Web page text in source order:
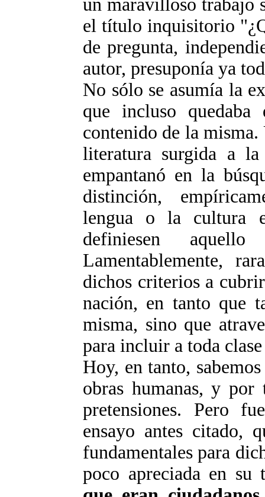
un maravilloso trabajo
el título inquisitorio
de pregunta,
autor, presuponía ya
No sólo se asumía la
que incluso quedaba
contenido de la
literatura surgida a
empantanó en la
distinción,
lengua o la cultura
definiesen
Lamentablemente,
dichos criterios a
nación, en tanto que
misma, sino que
para incluir a toda
Hoy, en tanto,
obras humanas, y
pretensiones. Pero
ensayo antes citado,
fundamentales para
poco apreciada en